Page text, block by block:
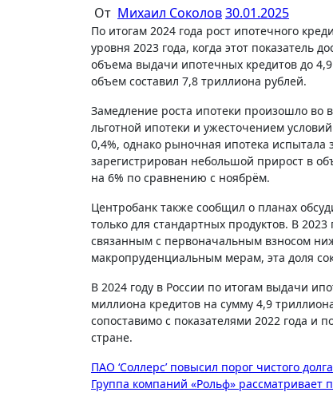
От Михаил Соколов30.01.2025
По итогам 2024 года рост ипотечного кредитования в России составил 13,4%, что значительно ниже рекордного
уровня 2023 года, когда этот показатель
объема выдачи ипотечных кредитов до
объем составил 7,8 триллиона рублей.
Замедление роста ипотеки произошло во
льготной ипотеки и ужесточением
0,4%, однако рыночная ипотека
зарегистрирован небольшой прирост в
на 6% по сравнению с ноябрём.
Центробанк также сообщил о планах
только для стандартных продуктов. В
связанным с первоначальным взносом
макропруденциальным мерам, эта доля
В 2024 году в России по итогам выдачи
миллиона кредитов на сумму 4,9
сопоставимо с показателями 2022 года
стране.
Навигация
по
ПАО ‘Соллерс’ повысил порог чистого
Группа компаний «Рольф» рассматривает